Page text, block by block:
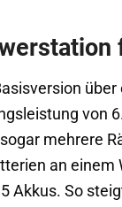
über
von
mehrere
an einem
Akkus. So